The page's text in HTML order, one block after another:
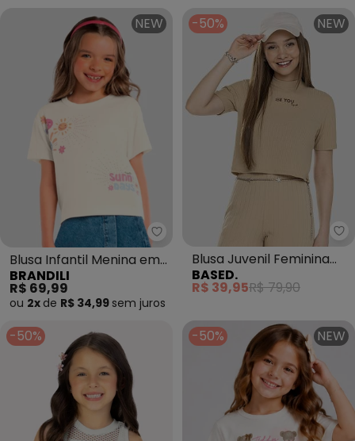
NEW
Brandili - Blusa Infantil Menina
Blusa Infantil Menina em
Meia Malha (Bege)
BRANDILI
R$ 69,99
ou 2x de R$ 34,99 sem juros
-50% NEW
Blusa Juvenil Feminina
Canelada com Estampa
(Bege)
BASED.
R$ 39,95R$ 79,90
-50% -50% NEW